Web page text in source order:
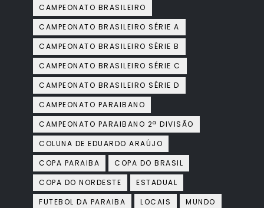
CAMPEONATO BRASILEIRO
CAMPEONATO BRASILEIRO SÉRIE A
CAMPEONATO BRASILEIRO SÉRIE B
CAMPEONATO BRASILEIRO SÉRIE C
CAMPEONATO BRASILEIRO SÉRIE D
CAMPEONATO PARAIBANO
CAMPEONATO PARAIBANO 2ª DIVISÃO
COLUNA DE EDUARDO ARAÚJO
COPA PARAIBA
COPA DO BRASIL
COPA DO NORDESTE
ESTADUAL
FUTEBOL DA PARAIBA
LOCAIS
MUNDO